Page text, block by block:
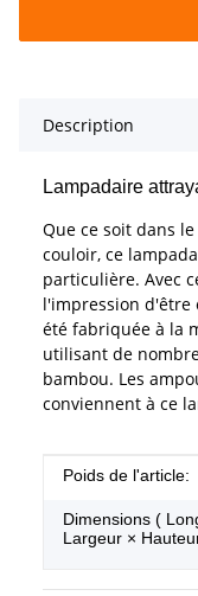
Description
Lampadaire
Que ce soit dans
couloir, ce
particulière. Avec
l'impression d'être
été fabriquée à la
utilisant de
bambou. Les
conviennent à ce
Poids de l'article:
Dimensions (
Largeur ×